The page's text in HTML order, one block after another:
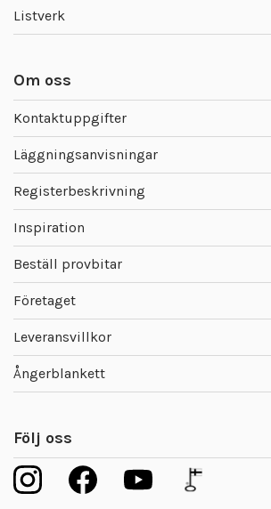
Listverk
Om oss
Kontaktuppgifter
Läggningsanvisningar
Registerbeskrivning
Inspiration
Beställ provbitar
Företaget
Leveransvillkor
Ångerblankett
Följ oss